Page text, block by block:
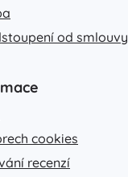
od smlouvy
cookies
recenzí